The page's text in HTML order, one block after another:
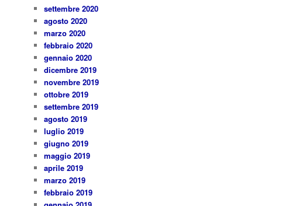
settembre 2020
agosto 2020
marzo 2020
febbraio 2020
gennaio 2020
dicembre 2019
novembre 2019
ottobre 2019
settembre 2019
agosto 2019
luglio 2019
giugno 2019
maggio 2019
aprile 2019
marzo 2019
febbraio 2019